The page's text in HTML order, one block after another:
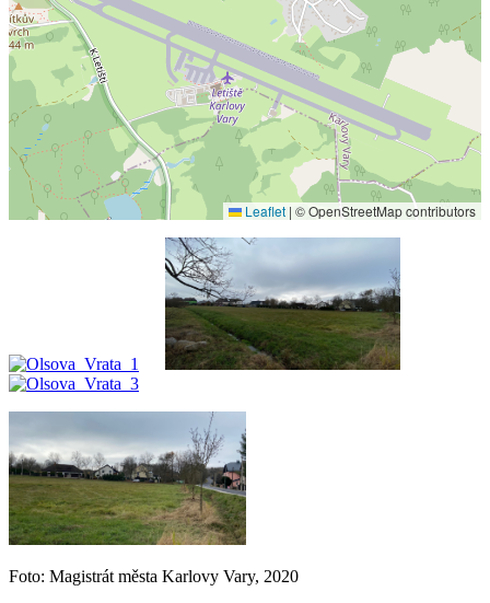
Leaflet | © OpenStreetMap contributors
Foto: Magistrát města Karlovy Vary, 2020